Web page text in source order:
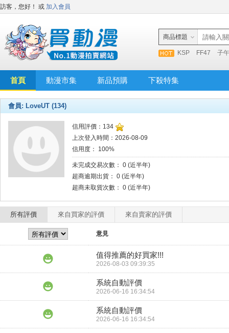
訪客，您好！ 或 加入會員
商品標題
KSP FF47 子
首頁 動漫市集 新品預購 下殺特集
會員: LoveUT (134)
信用評價：134
上次登入時間：2026-08-09
信用度： 100%
未完成交易次數： 0 (近半年)
超商逾期出貨： 0 (近半年)
超商未取貨次數： 0 (近半年)
所有評價 來自買家的評價 來自賣家的評價
意見
值得推薦的好買家!!!
2026-08-03 09:39:35
系統自動評價
2026-06-16 16:34:54
系統自動評價
2026-06-16 16:34:54